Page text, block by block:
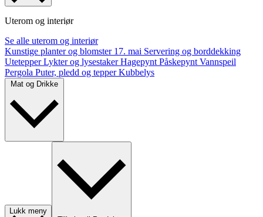
Uterom og interiør
Se alle uterom og interiør
Kunstige planter og blomster 17. mai Servering og borddekking
UtetepperLykter og lysestakerHagepynt Påskepynt Vannspeil
Pergola Puter, pledd og tepperKubbelys
Lukk meny